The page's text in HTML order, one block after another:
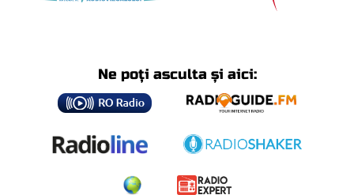
Ne poți asculta și aici: